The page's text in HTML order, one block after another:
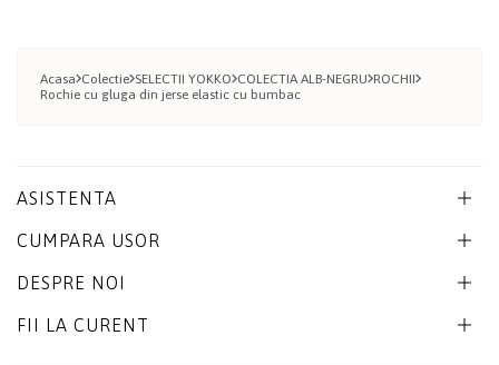
Acasa Colectie SELECTII YOKKO COLECTIA ALB-NEGRU ROCHII
Rochie cu gluga din jerse elastic cu bumbac
ASISTENTA
CUMPARA USOR
DESPRE NOI
FII LA CURENT